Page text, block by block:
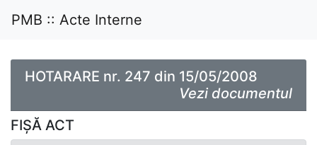
PMB :: Acte Interne
HOTARARE nr. 247 din 15/05/2008
Vezi documentul
FIȘĂ ACT